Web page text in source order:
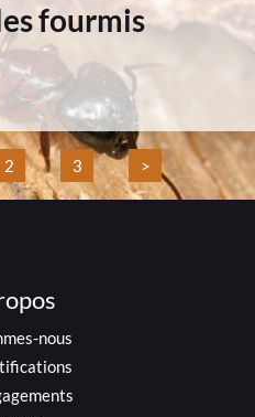
fourmis
2 3 >
nous